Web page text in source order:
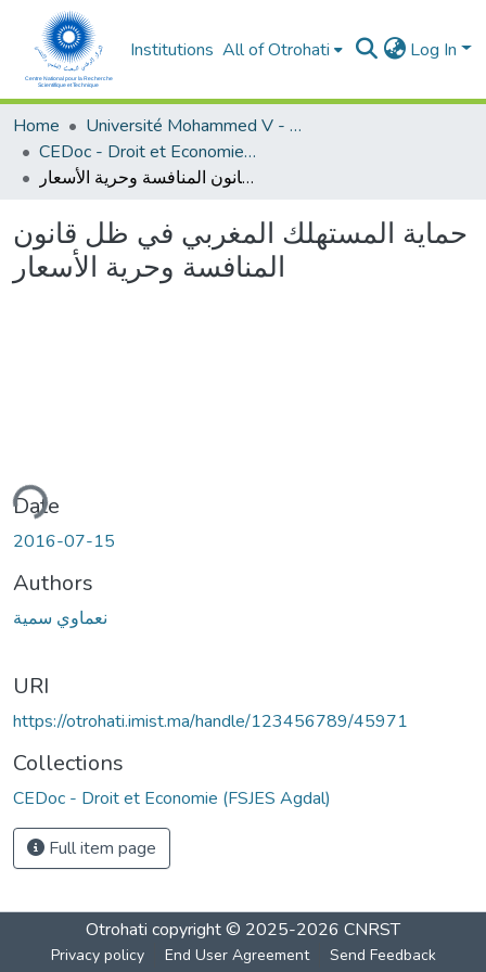
Institutions All of Otrohati Log In
Home
Université Mohammed V - Rabat
CEDoc - Droit et Economie (FSJES Agdal)
حماية المستهلك المغربي في ظل قانون المنافسة وحرية الأسعار
حماية المستهلك المغربي في ظل قانون
المنافسة وحرية الأسعار
Date
2016-07-15
Authors
نعماوي سمية
URI
https://otrohati.imist.ma/handle/123456789/45971
Collections
CEDoc - Droit et Economie (FSJES Agdal)
Full item page
Otrohati copyright © 2025-2026 CNRST
Privacy policy End User Agreement Send Feedback